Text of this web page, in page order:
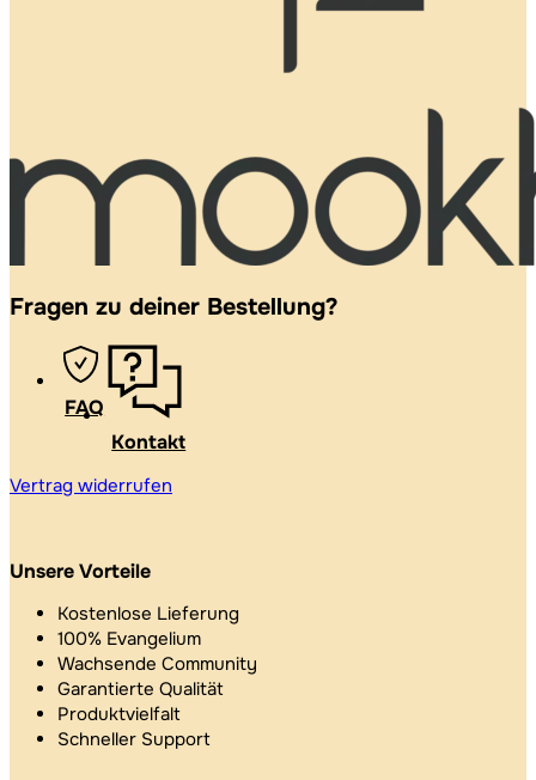
Fragen zu deiner Bestellung?
FAQ
Kontakt
Vertrag widerrufen
Unsere Vorteile
Kostenlose Lieferung
100% Evangelium
Wachsende Community
Garantierte Qualität
Produktvielfalt
Schneller Support